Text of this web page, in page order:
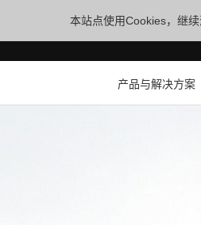
本站点使用Cookies，继
产品与解决方案